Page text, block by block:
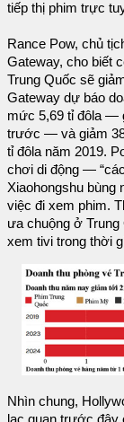
tiếp thị phim trực
Rance Pow, chủ
Gateway, cho biết
Trung Quốc sẽ
Gateway dự báo
mức 5,69 tỉ đôla —
trước — và giảm
tỉ đôla năm 2019.
chơi di động —
Xiaohongshu bùng
việc đi xem phim.
ưa chuộng ở
xem tivi trong thời
Nhìn chung,